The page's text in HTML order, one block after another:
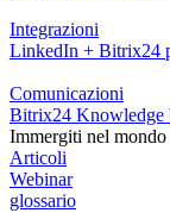
Integrazioni
LinkedIn + Bitrix24
Comunicazioni
Bitrix24 Knowledge
Immergiti nel
Articoli
Webinar
glossario